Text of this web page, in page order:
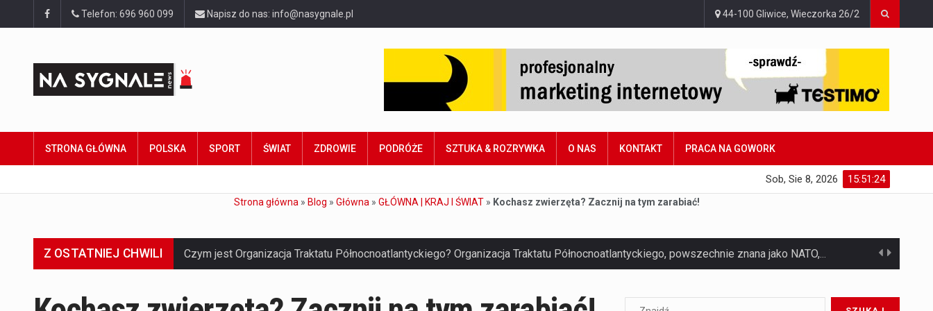
Telefon: 696 960 099 Napisz do nas: info@nasygnale.pl 44-100 Gliwice, Wieczorka 26/2
STRONA GŁÓWNA POLSKA SPORT ŚWIAT ZDROWIE PODRÓŻE SZTUKA & ROZRYWKA O NAS KONTAKT PRACA NA GOWORK
15:51:26
Sob, Sie 8, 2026
Strona główna » Blog » Główna » GŁÓWNA | KRAJ I ŚWIAT» Kochasz zwierzęta? Zacznij na tym zarabiać!
Z OSTATNIEJ CHWILI
Czym jest Organizacja Traktatu Północnoatlantyckiego? Organizacja Traktatu Północnoatlantyckiego, powszechnie znana jako NATO, to międzynarodowy sojusz polityczno-wojskowy, który powstał 4 kwietnia 1949 roku. Został założony przez…
Jaką dynamikę wzrostu PKB przewidują prognozy gospodarcze dla Polski w 2026 roku? Prognozy dotyczące gospodarki Polski na rok 2026 sugerują, że Produkt Krajowy Brutto (PKB)…
Co to jest prognoza pogody na 14 dni? Prognoza pogody na 14 dni to niezwykle cenne narzędzie, które dostarcza szczegółowych informacji o długoterminowych warunkach atmosferycznych…